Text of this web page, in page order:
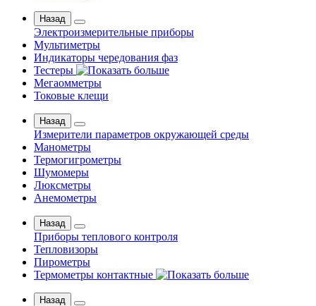
Назад
Электроизмерительные приборы
Мультиметры
Индикаторы чередования фаз
Тестеры
Мегаомметры
Токовые клещи
Назад
Измерители параметров окружающей среды
Манометры
Термогигрометры
Шумомеры
Люксметры
Анемометры
Назад
Приборы теплового контроля
Тепловизоры
Пирометры
Термометры контактные
Назад